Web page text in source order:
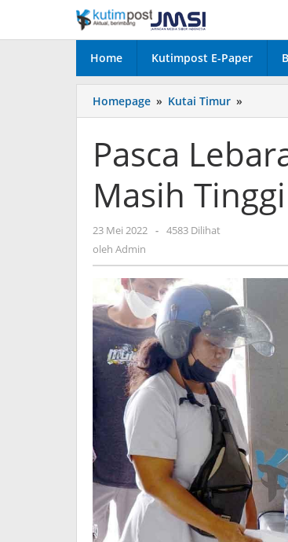
konten
Home Kutimpost E-Paper
Homepage » Kutai Timur »
Lebaran
Vaksin
Covid-
Masih
Tinggi
Pasca
Masih Tinggi
23 Mei 2022 oleh
- 4583 Dilihat
oleh Admin